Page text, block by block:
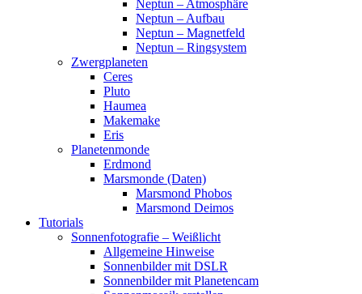
Neptun – Atmosphäre
Neptun – Aufbau
Neptun – Magnetfeld
Neptun – Ringsystem
Zwergplaneten
Ceres
Pluto
Haumea
Makemake
Eris
Planetenmonde
Erdmond
Marsmonde (Daten)
Marsmond Phobos
Marsmond Deimos
Tutorials
Sonnenfotografie – Weißlicht
Allgemeine Hinweise
Sonnenbilder mit DSLR
Sonnenbilder mit Planetencam